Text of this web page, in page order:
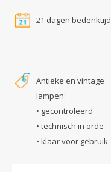
21 dagen bedenktijd
Antieke en vintage
lampen:
• gecontroleerd
• technisch in orde
• klaar voor gebruik